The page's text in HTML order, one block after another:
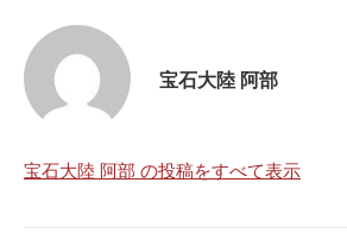
宝石大陸 阿部
宝石大陸 阿部 の投稿をすべて表示